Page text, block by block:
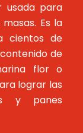
usada para
Es la
cientos de
de
flor o
lograr las
y panes